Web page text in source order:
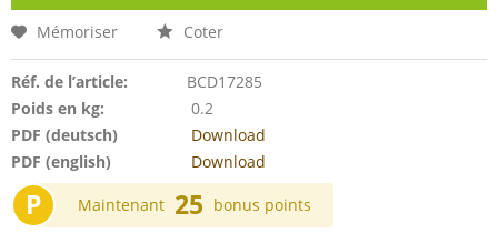
Mémoriser Coter
Réf. de l’article:
BCD17285
Poids en kg:
0.2
PDF (deutsch)
Download
PDF (english)
Download
P Maintenant 25 bonus points